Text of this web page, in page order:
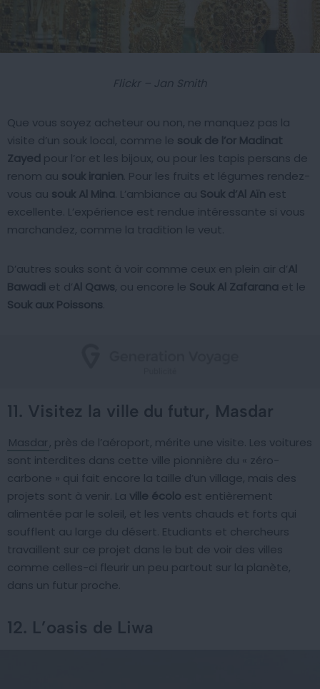
Flickr – Jan Smith
Que vous soyez acheteur ou non, ne manquez pas la
visite d’un souk local, comme le souk de l’or Madinat
Zayed pour l’or et les bijoux, ou pour les tapis persans de
renom au souk iranien . Pour les fruits et légumes rendez-
vous au souk Al Mina . L’ambiance au Souk d’Al Aïn est
excellente. L’expérience est rendue intéressante si vous
marchandez, comme la tradition le veut.
D’autres souks sont à voir comme ceux en plein air d’Al
Bawadi et d’Al Qaws, ou encore le Souk Al Zafarana et le
Souk aux Poissons
11. Visitez la ville du futur, Masdar
Masdar , près de l’aéroport, mérite une visite. Les voitures
sont interdites dans cette ville pionnière du « zéro-
carbone » qui fait encore la taille d’un village, mais des
projets sont à venir. La ville écolo est entièrement
alimentée par le soleil, et les vents chauds et forts qui
soufflent au large du désert. Etudiants et chercheurs
travaillent sur ce projet dans le but de voir des villes
comme celles-ci fleurir un peu partout sur la planète,
dans un futur proche.
12. L’oasis de Liwa